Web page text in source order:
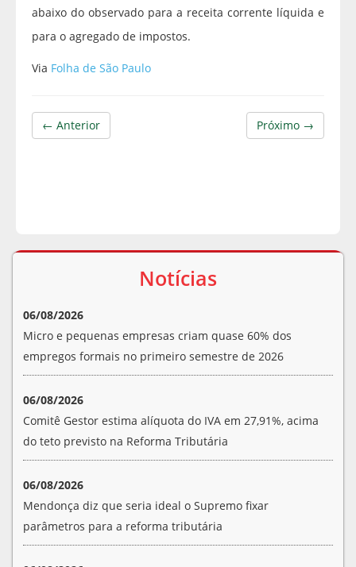
abaixo do observado para a receita corrente líquida e
para o agregado de impostos.
Via Folha de São Paulo
Próximo →
← Anterior
Notícias
06/08/2026
Micro e pequenas empresas criam quase 60% dos
empregos formais no primeiro semestre de 2026
06/08/2026
Comitê Gestor estima alíquota do IVA em 27,91%, acima
do teto previsto na Reforma Tributária
06/08/2026
Mendonça diz que seria ideal o Supremo fixar
parâmetros para a reforma tributária